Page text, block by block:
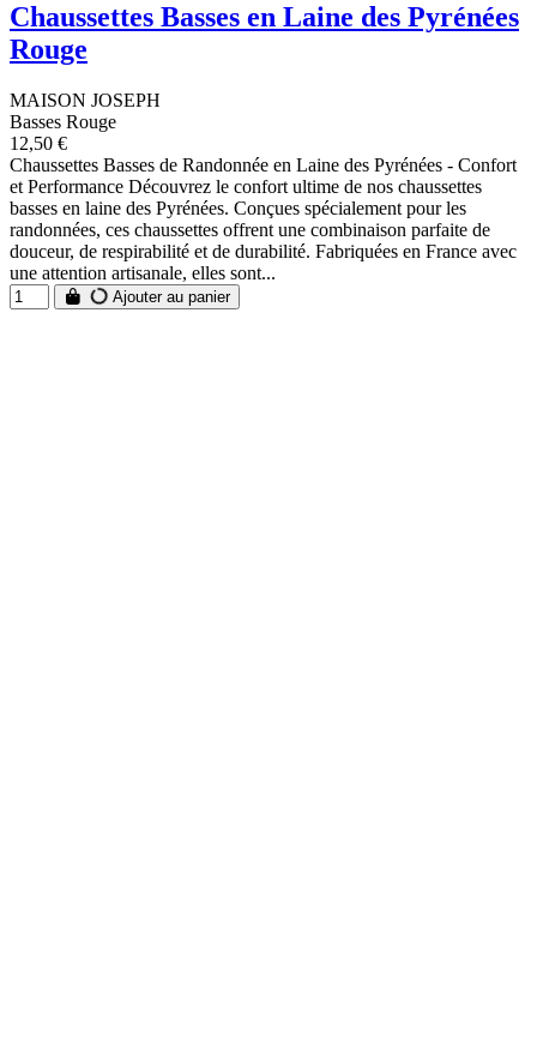
Chaussettes Basses en Laine des Pyrénées
Rouge
MAISON JOSEPH
Basses Rouge
12,50 €
Chaussettes Basses de Randonnée en Laine des Pyrénées - Confort
et Performance Découvrez le confort ultime de nos chaussettes
basses en laine des Pyrénées. Conçues spécialement pour les
randonnées, ces chaussettes offrent une combinaison parfaite de
douceur, de respirabilité et de durabilité. Fabriquées en France avec
une attention artisanale, elles sont...
Ajouter au panier